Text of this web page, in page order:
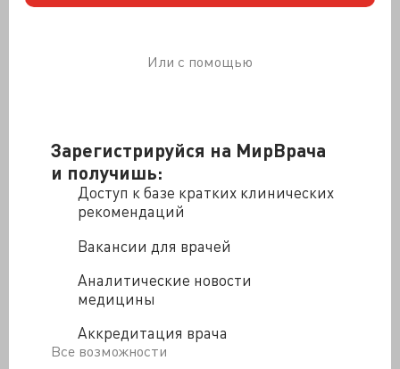
Зарегистрируйся на МирВрача
и получишь:
Доступ к базе кратких клинических
рекомендаций
Вакансии для врачей
Аналитические новости
медицины
Аккредитация врача
Все возможности
Или с помощью
Сразу уточню: советская редакция. Тут всё подробно и
с учётом накопленных взглядов и знаний об
была принята ВОЗ в 1989 году и вводилась в обиход в
начале девяностых: